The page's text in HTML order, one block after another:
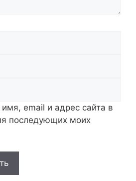
email и адрес сайта в
последующих моих